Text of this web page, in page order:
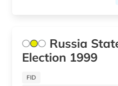
Russia
Election 1999
FID